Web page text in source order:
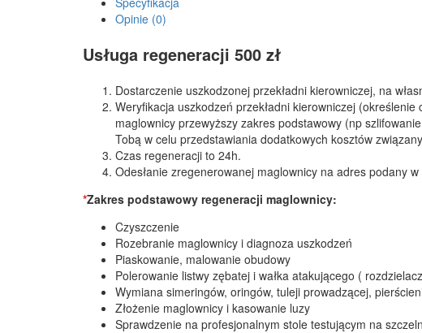
2007
quantityOpinie (0)
Usługa regeneracji 500 zł
Dostarczenie uszkodzonej przekładni kierowniczej, na
Weryfikacja uszkodzeń przekładni kierowniczej (określenie
maglownicy przewyższy zakres podstawowy (np
Tobą w celu przedstawiania dodatkowych kosztów
Czas regeneracji to 24h.
Odesłanie zregenerowanej maglownicy na adres podany
*Zakres podstawowy regeneracji maglownicy:
Czyszczenie
Rozebranie maglownicy i diagnoza uszkodzeń
Piaskowanie, malowanie obudowy
Polerowanie listwy zębatej i wałka atakującego (
Wymiana simeringów, oringów, tuleji prowadzącej,
Złożenie maglownicy i kasowanie luzy
Sprawdzenie na profesjonalnym stole testującym na